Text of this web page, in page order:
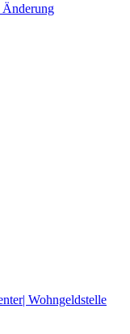
Änderung
Wohngeldstelle